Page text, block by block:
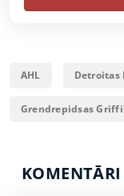
AHL Detroitas
Grendrepidsas